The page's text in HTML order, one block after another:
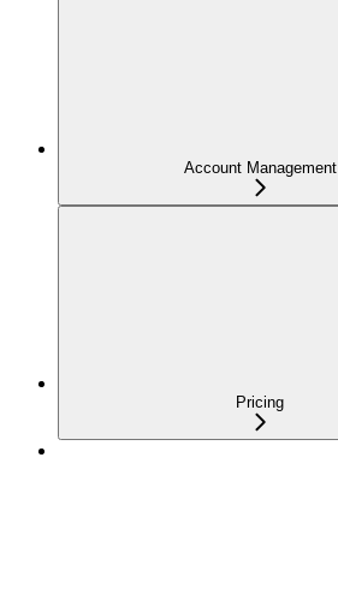
Account Management
Pricing